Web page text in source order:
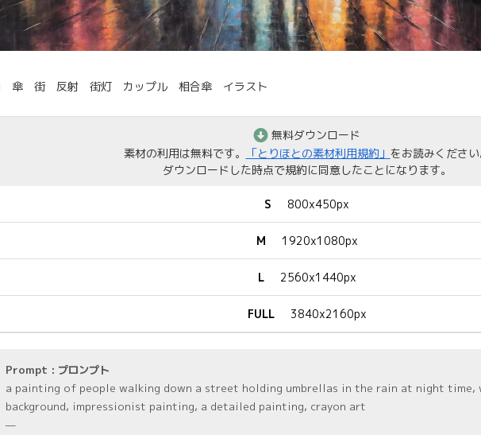
傘 街 反射 街灯 カップル 相合傘 イラスト
無料ダウンロード
素材の利用は無料です。
「とりほとの素材利用規約」 をお読みください
ダウンロードした時点で規約に同意したことになります。
S 800x450px
M 1920x1080px
L 2560x1440px
FULL 3840x2160px
Prompt : プロンプト
a painting of people walking down a street holding umbrellas in the rain at night
background, impressionist painting, a detailed painting, crayon art
—